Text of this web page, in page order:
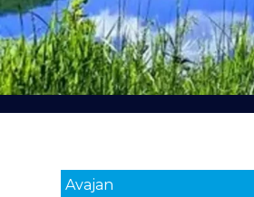
Avajan